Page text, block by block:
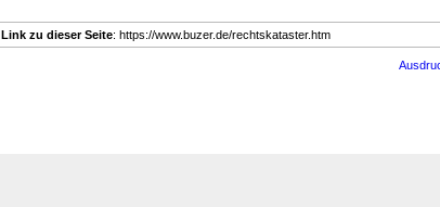
Link zu dieser Seite: https://www.buzer.de/rechtskataster.htm